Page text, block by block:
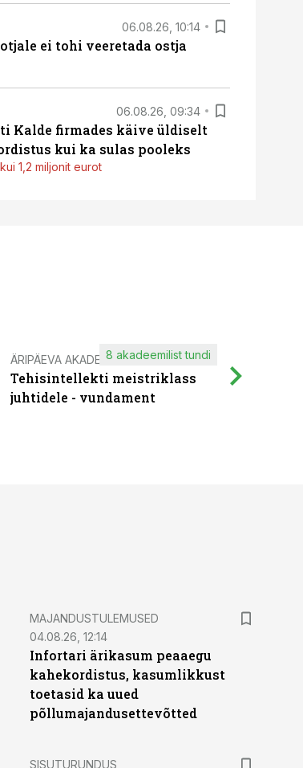
06.08.26, 10:14
ei tohi veeretada ostja
06.08.26, 09:34
Kalde firmades käive üldiselt
kui ka sulas pooleks
1,2 miljonit eurot
ÄRIPÄEVA AKADEEMIA
Tehisintellekti meistriklass
juhtidele - vundament
8 akadeemilist tundi
MAJANDUSTULEMUSED
04.08.26, 12:14
Infortari ärikasum peaaegu
kahekordistus, kasumlikkust
toetasid ka uued
põllumajandusettevõtted
ST
SISUTURUNDUS